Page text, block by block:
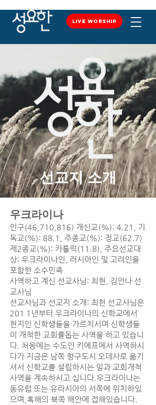
LIVE WORSHIP
LIVE WORSHIP
선교지 소개
우크라이나
인구(46,710,816) 개신교(%): 4.21, 기
독교(%): 88.1, 주종교(%): 정교(62.7)
제2종교(%): 카톨릭(11.8), 주요선교대
상: 우크라이나인, 러시아인 및 고려인을
포함한 소수민족
사역하고 계신 선교사님: 최현, 김안나 선
교사님
선교사님과 선교지 소개: 최헌 선교사님은
201 1년부터 우크라이나의 신학교에서
현지인 신학생들을 가르치시며 신학생들
이 개척한 교회를돕는 사역을 하고 있습니
다. 처응에는 수도인 키에프에서 사역하시
다가 지금은 남쪽 항구도시 오데사로 옮기
셔서 신학교를 설립하시는 일과 교회개척
사역을 계속하시고 십니다.우크라이나는
동유럽 또는 유라시아의 서쪽에 위치하있
으며,흑해의 북쪽 해안에 접해있습니다.